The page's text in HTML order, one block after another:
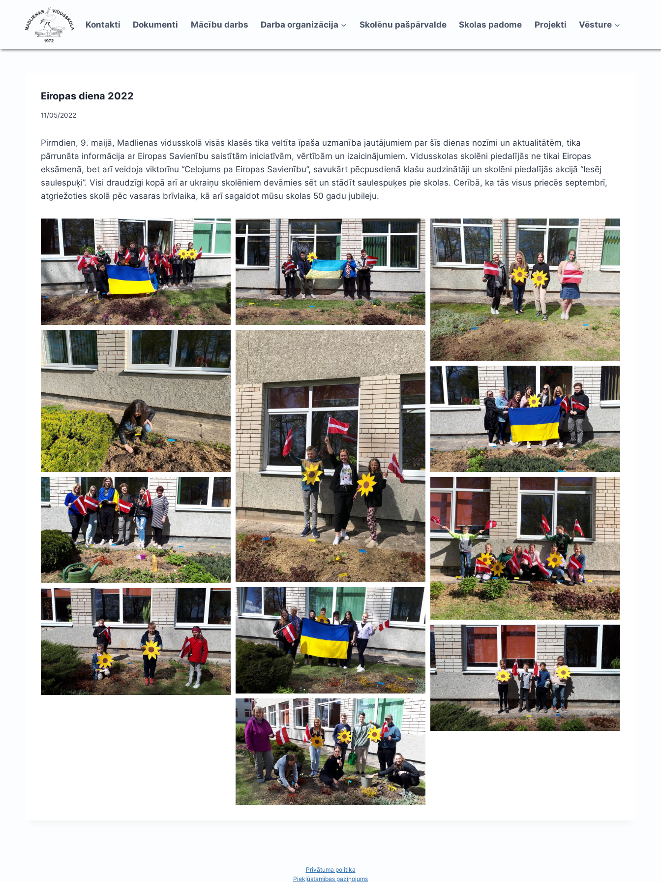
content
Kontakti Dokumenti Mācību darbs Darba organizācija Skolēnu pašpārvalde Skolas padome Projekti Vēsture
Eiropas diena 2022
11/05/2022
Pirmdien, 9. maijā, Madlienas vidusskolā visās klasēs tika veltīta īpaša uzmanība jautājumiem par šīs dienas nozīmi un aktualitātēm, tika
pārrunāta informācija ar Eiropas Savienību saistītām iniciatīvām, vērtībām un izaicinājumiem. Vidusskolas skolēni piedalījās ne tikai Eiropas
eksāmenā, bet arī veidoja viktorīnu “Ceļojums pa Eiropas Savienību”, savukārt pēcpusdienā klašu audzinātāji un skolēni piedalījās akcijā “Iesēj
saulespuķi”. Visi draudzīgi kopā arī ar ukraiņu skolēniem devāmies sēt un stādīt saulespuķes pie skolas. Cerībā, ka tās visus priecēs septembrī,
atgriežoties skolā pēc vasaras brīvlaika, kā arī sagaidot mūsu skolas 50 gadu jubileju.
Privātuma politika
Piekļūstamības paziņojums